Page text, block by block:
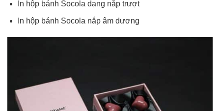
In hộp bánh Socola dạng nắp trượt
In hộp bánh Socola nắp âm dương